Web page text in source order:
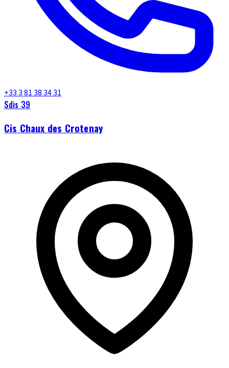
+33 3 81 38 34 31
Sdis 39
Cis Chaux des Crotenay